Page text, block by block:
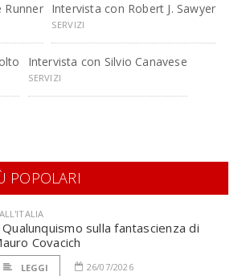
Runner Intervista con Robert J. Sawyer
SERVIZI
Intervista con Silvio Canavese
SERVIZI
POPOLARI
sulla fantascienza di
Covacich
LEGGI 26/07/2026